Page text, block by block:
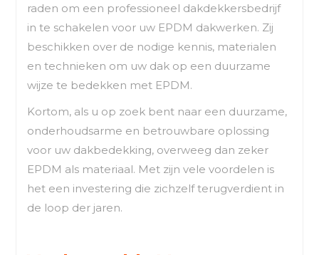
raden om een professioneel dakdekkersbedrijf
in te schakelen voor uw EPDM dakwerken. Zij
beschikken over de nodige kennis, materialen
en technieken om uw dak op een duurzame
wijze te bedekken met EPDM.
Kortom, als u op zoek bent naar een duurzame,
onderhoudsarme en betrouwbare oplossing
voor uw dakbedekking, overweeg dan zeker
EPDM als materiaal. Met zijn vele voordelen is
het een investering die zichzelf terugverdient in
de loop der jaren.